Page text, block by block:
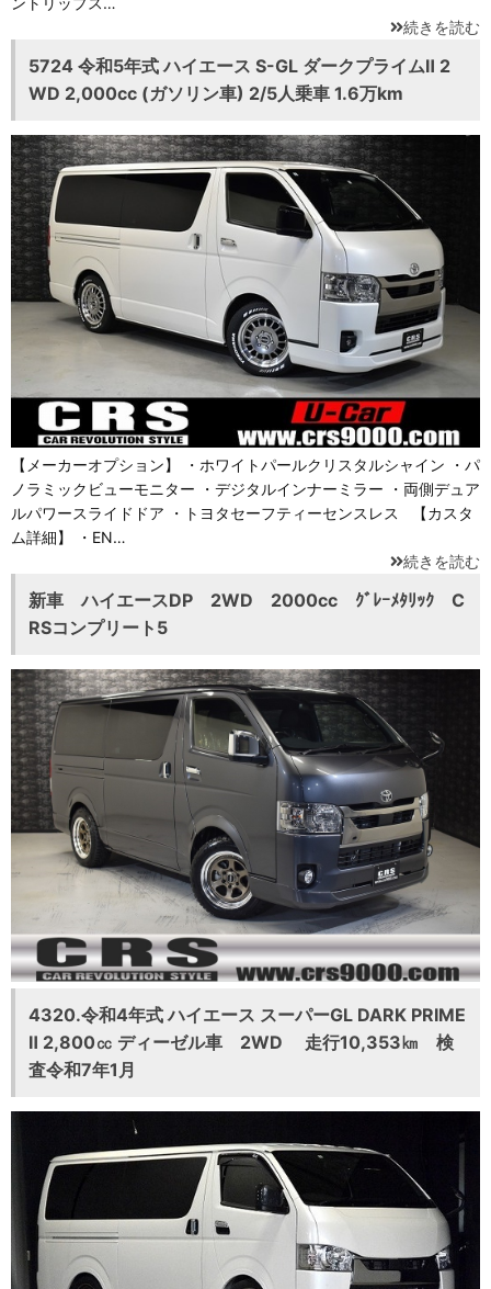
続きを読む
5724 令和5年式 ハイエース S-GL ダークプライムⅡ 2
WD 2,000cc (ガソリン車) 2/5人乗車 1.6万km
【メーカーオプション】 ・ホワイトパールクリスタルシャイン ・パ
ノラミックビューモニター ・デジタルインナーミラー ・両側デュア
ルパワースライドドア ・トヨタセーフティーセンスレス 【カスタ
ム詳細】 ・EN…
続きを読む
新車 ハイエースDP 2WD 2000cc ｸﾞﾚｰﾒﾀﾘｯｸ C
RSコンプリート5
4320.令和4年式 ハイエース スーパーGL DARK PRIME
Ⅱ 2,800㏄ ディーゼル車 2WD 走行10,353㎞ 検
査令和7年1月